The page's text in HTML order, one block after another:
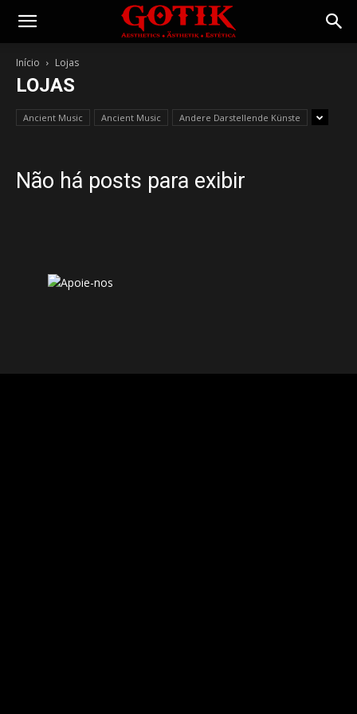
Gotik
Início Lojas
LOJAS
Ancient Music Ancient Music Andere Darstellende Künste
Não há posts para exibir